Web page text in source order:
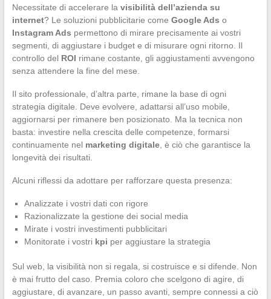
Necessitate di accelerare la visibilità dell’azienda su
internet? Le soluzioni pubblicitarie come Google Ads o
Instagram Ads permettono di mirare precisamente ai vostri
segmenti, di aggiustare i budget e di misurare ogni ritorno. Il
controllo del ROI rimane costante, gli aggiustamenti avvengono
senza attendere la fine del mese.
Il sito professionale, d’altra parte, rimane la base di ogni
strategia digitale. Deve evolvere, adattarsi all’uso mobile,
aggiornarsi per rimanere ben posizionato. Ma la tecnica non
basta: investire nella crescita delle competenze, formarsi
continuamente nel marketing digitale, è ciò che garantisce la
longevità dei risultati.
Alcuni riflessi da adottare per rafforzare questa presenza:
Analizzate i vostri dati con rigore
Razionalizzate la gestione dei social media
Mirate i vostri investimenti pubblicitari
Monitorate i vostri kpi per aggiustare la strategia
Sul web, la visibilità non si regala, si costruisce e si difende. Non
è mai frutto del caso. Premia coloro che scelgono di agire, di
aggiustare, di avanzare, un passo avanti, sempre connessi a ciò